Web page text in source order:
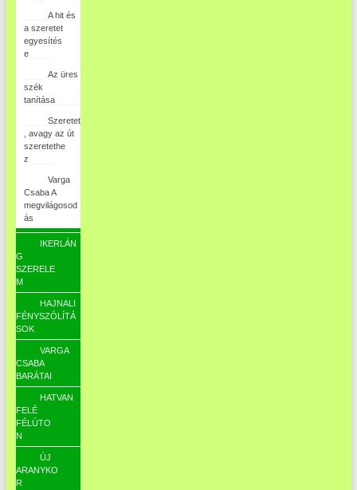
A hit és
a szeretet
egyesítés
e
Az üres
szék
tanítása
Szeretet
, avagy az út
szeretethe
z
Varga
Csaba A
megvilágosod
ás
IKERLÁN
G
SZERELE
M
HAJNALI
FÉNYSZÓLÍTÁ
SOK
VARGA
CSABA
BARÁTAI
HATVAN
FELÉ
FÉLÚTO
N
ÚJ
ARANYKO
R